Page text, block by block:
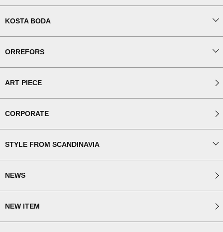
KOSTA BODA
ORREFORS
ART PIECE
CORPORATE
STYLE FROM SCANDINAVIA
NEWS
NEW ITEM